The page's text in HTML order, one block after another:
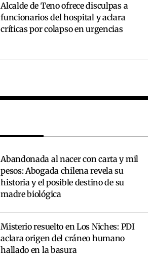
Alcalde de Teno ofrece disculpas a
funcionarios del hospital y aclara
críticas por colapso en urgencias
Abandonada al nacer con carta y mil
pesos: Abogada chilena revela su
historia y el posible destino de su
madre biológica
Misterio resuelto en Los Niches: PDI
aclara origen del cráneo humano
hallado en la basura